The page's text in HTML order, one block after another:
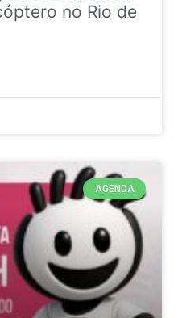
no Rio de
AGENDA